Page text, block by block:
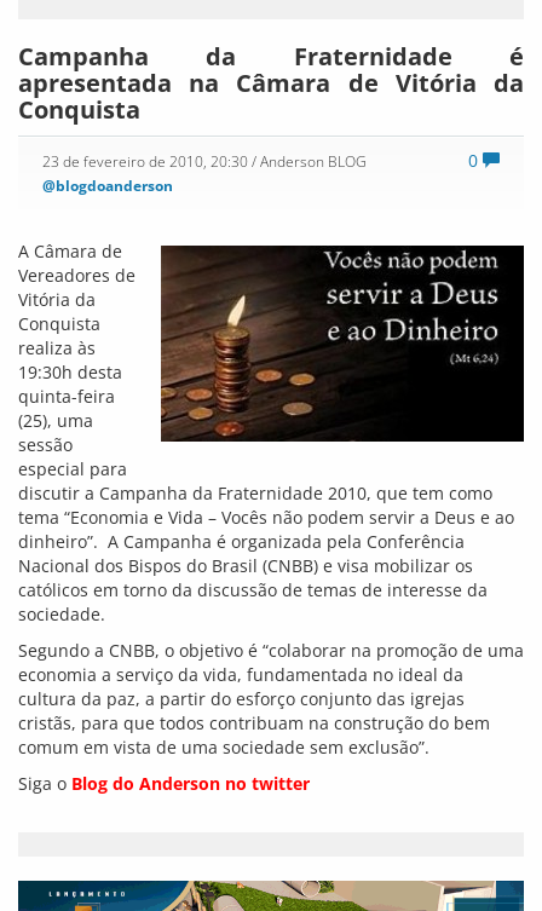
Campanha da Fraternidade é
apresentada na Câmara de Vitória da
Conquista
0
23 de fevereiro de 2010, 20:30/ Anderson BLOG
@blogdoanderson
A Câmara de
Vereadores de
Vitória da
Conquista
realiza às
19:30h desta
quinta-feira
(25), uma
sessão
especial para
discutir a Campanha da Fraternidade 2010, que tem como
tema “Economia e Vida – Vocês não podem servir a Deus e ao
dinheiro”. A Campanha é organizada pela Conferência
Nacional dos Bispos do Brasil (CNBB) e visa mobilizar os
católicos em torno da discussão de temas de interesse da
sociedade.
Segundo a CNBB, o objetivo é “colaborar na promoção de uma
economia a serviço da vida, fundamentada no ideal da
cultura da paz, a partir do esforço conjunto das igrejas
cristãs, para que todos contribuam na construção do bem
comum em vista de uma sociedade sem exclusão”.
Siga o Blog do Anderson no twitter